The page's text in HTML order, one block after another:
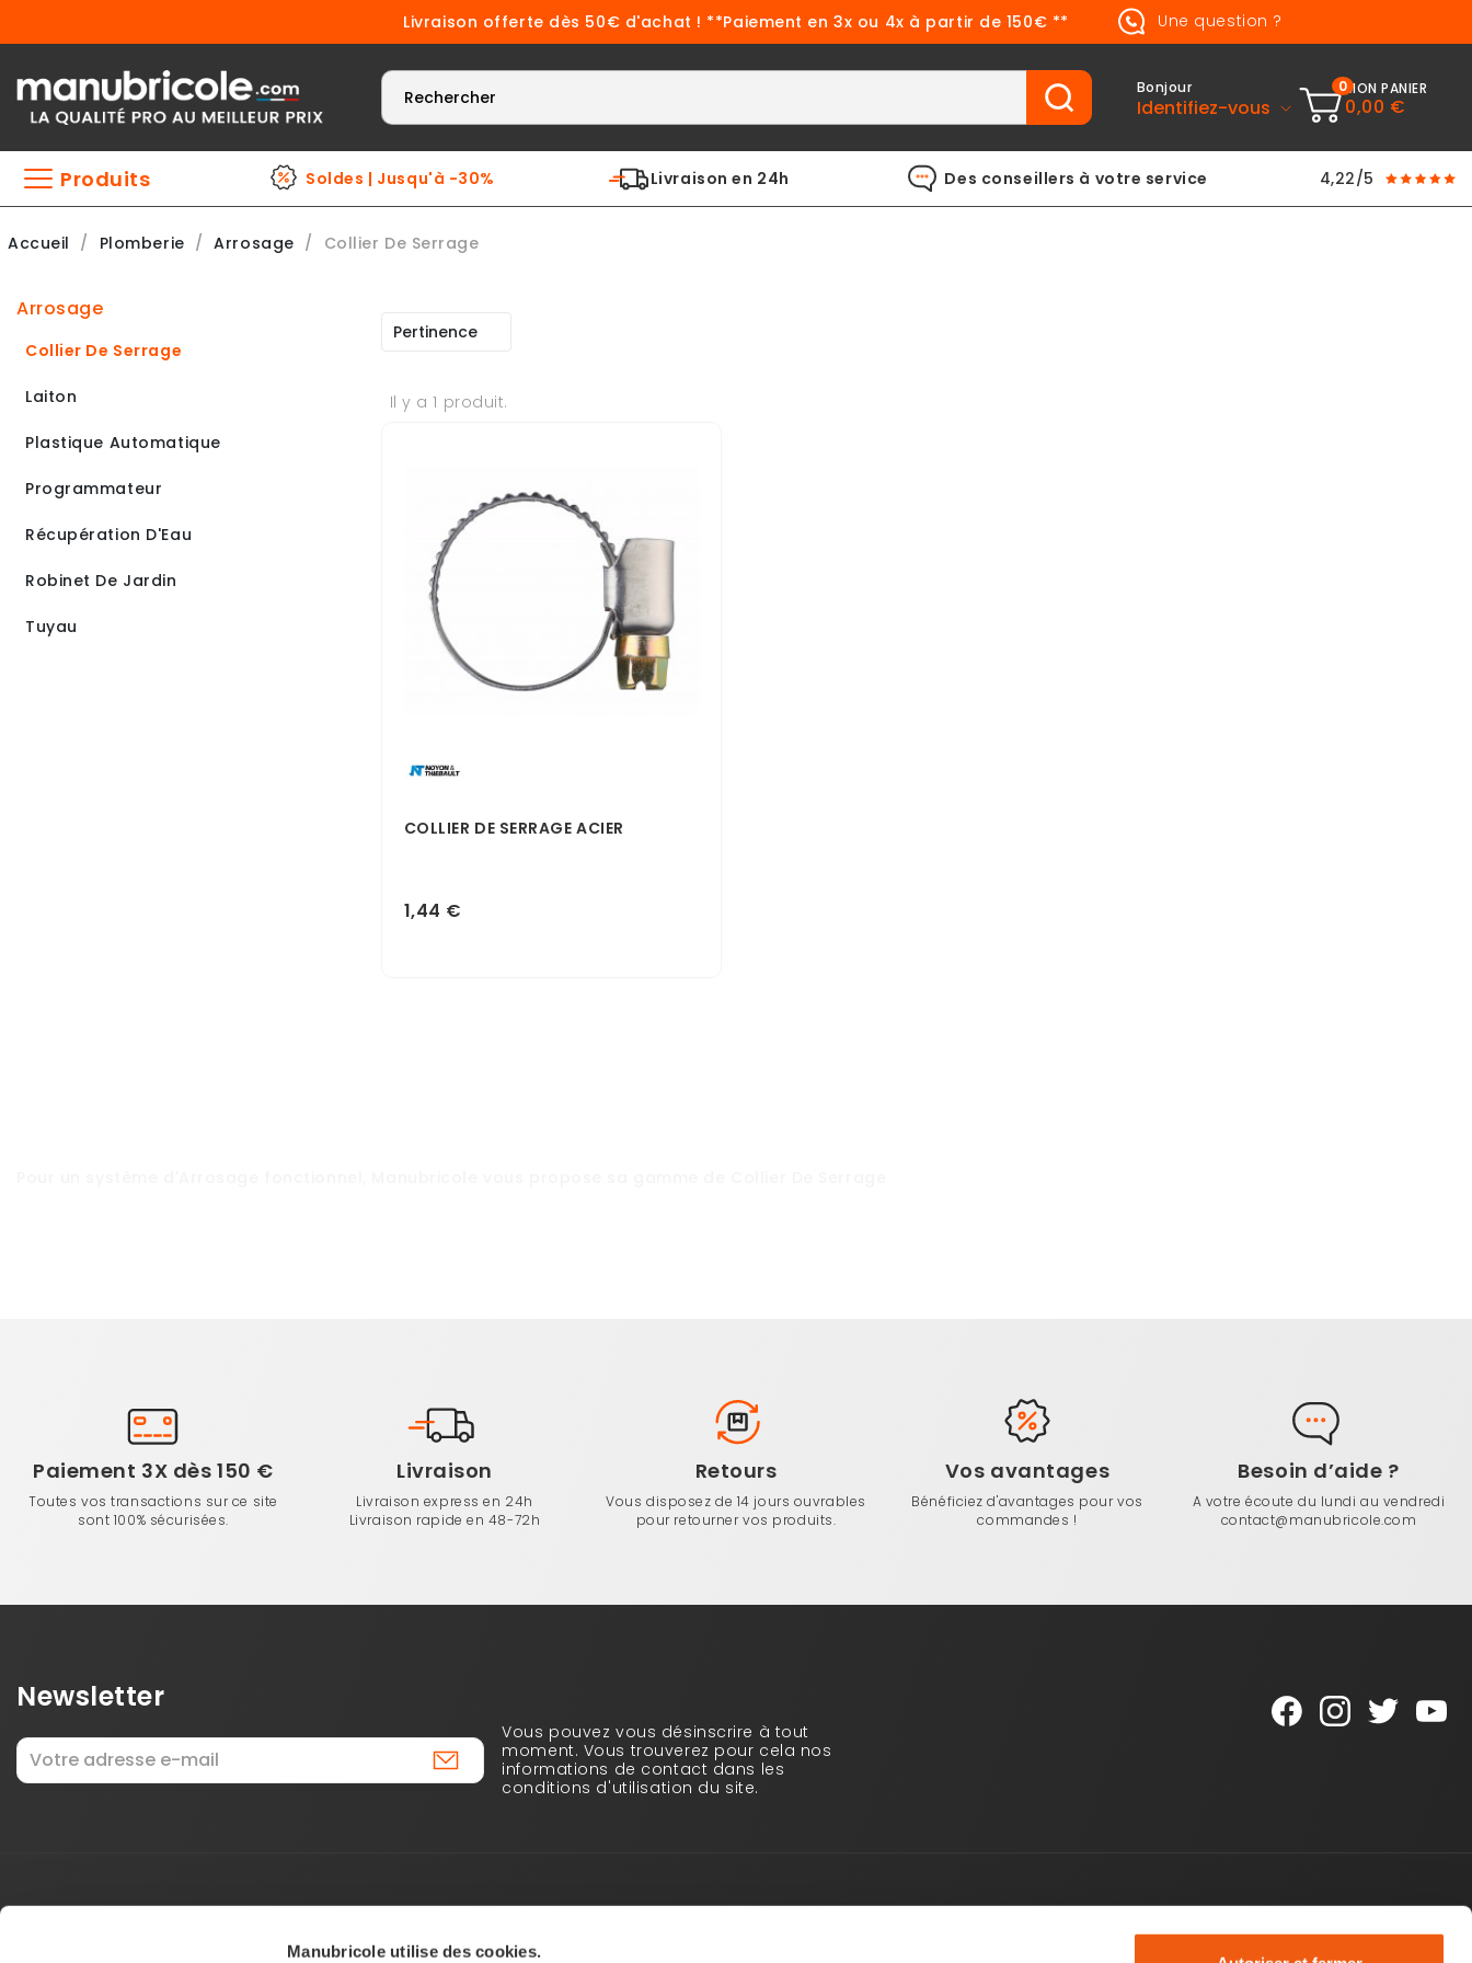
Manubricole utilise des cookies.
Livraison offerte dès 50€ d'achat ! **Paiement en 3x ou 4x à partir de 150€ ** Une question ?
Bonjour
Identifiez-vous
0MON PANIER
0,00 €
Produits Soldes | Jusqu'à -30% Livraison en 24h Des conseillers à votre service 4,22/5
Accueil Plomberie Arrosage Collier De Serrage
arrosage
Collier De Serrage
Laiton
Plastique Automatique
Programmateur
Récupération D'Eau
Robinet De Jardin
Tuyau
Pertinence
Il y a 1 produit.
COLLIER DE SERRAGE ACIER
1,44 €
Paiement 3X dès 150 €
Toutes vos transactions sur ce site
sont 100% sécurisées.
Livraison
Livraison express en 24h
Livraison rapide en 48-72h
Retours
Vous disposez de 14 jours ouvrables
pour retourner vos produits.
Vos avantages
Bénéficiez d'avantages pour vos
commandes !
Besoin d’aide ?
A votre écoute du lundi au vendredi
contact@manubricole.com
Newsletter
Vous pouvez vous désinscrire à tout
moment. Vous trouverez pour cela nos
informations de contact dans les
conditions d'utilisation du site.